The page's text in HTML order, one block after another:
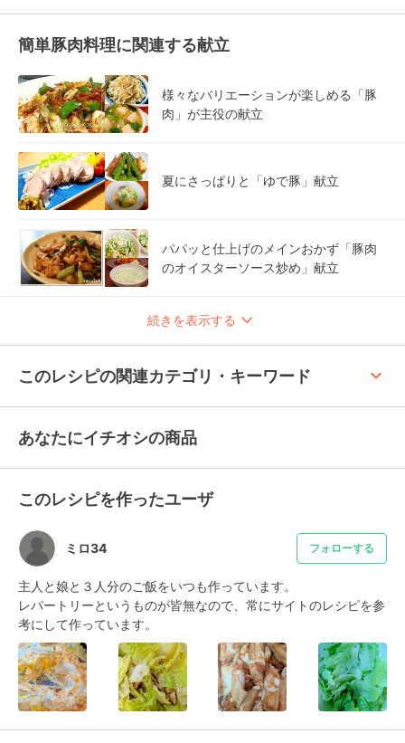
簡単豚肉料理に関連する献立
様々なバリエーションが楽しめる「豚
肉」が主役の献立
夏にさっぱりと「ゆで豚」献立
パパッと仕上げのメインおかず「豚肉
のオイスターソース炒め」献立
続きを表示する
このレシピの関連カテゴリ・キーワード keyboard_arrow_up
あなたにイチオシの商品
このレシピを作ったユーザ
ミロ34 フォローする
主人と娘と３人分のご飯をいつも作っています。
レパートリーというものが皆無なので、常にサイトのレシピを参
考にして作っています。